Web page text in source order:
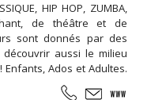
HIP HOP, ZUMBA,
de théâtre et de
sont donnés par des
aussi le milieu
Ados et Adultes.
d'essai offert !